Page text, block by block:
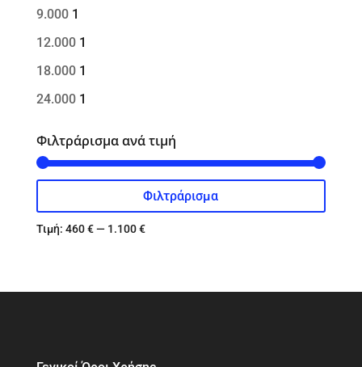
9.000 1
12.000 1
18.000 1
24.000 1
Φιλτράρισμα ανά τιμή
τιμή
τιμή
Φιλτράρισμα
Τιμή: 460 €— 1.100 €